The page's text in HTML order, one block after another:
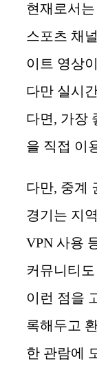
현재로서
스포츠 채
이트 영상
다만 실시
다면, 가장
을 직접 이
다만, 중계
경기는 지
VPN 사용
커뮤니티
이런 점을
록해두고
한 관람에